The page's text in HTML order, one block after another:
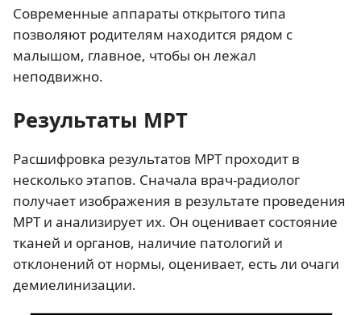
Современные аппараты открытого типа
позволяют родителям находится рядом с
малышом, главное, чтобы он лежал
неподвижно.
Результаты МРТ
Расшифровка результатов МРТ проходит в
несколько этапов. Сначала врач-радиолог
получает изображения в результате проведения
МРТ и анализирует их. Он оценивает состояние
тканей и органов, наличие патологий и
отклонений от нормы, оценивает, есть ли очаги
демиелинизации.